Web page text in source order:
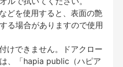
どを使用すると、表面の艶
る場合がありますので使用
けできません。ドアクロー
、「hapia public（ハピア